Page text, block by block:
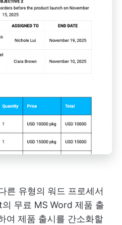
유형의 워드 프로세서
무료 MS Word 제품 출
여 제품 출시를 간소화할